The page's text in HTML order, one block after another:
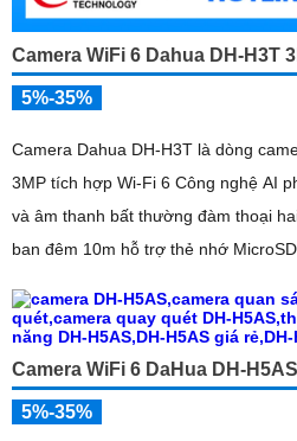
Camera WiFi 6 Dahua DH-H3T
5%-35%
Camera Dahua DH-H3T là dòng
3MP tích hợp Wi-Fi 6 Công nghệ AI
và âm thanh bất thường đàm thoại
ban đêm 10m hỗ trợ thẻ nhớ
Camera WiFi 6 DaHua DH-
5%-35%